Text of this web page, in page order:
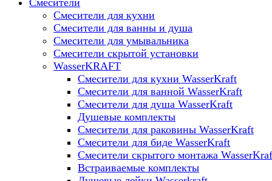
Смесители
Смесители для кухни
Смесители для ванны и душа
Смесители для умывальника
Смесители скрытой установки
WasserKRAFT
Смесители для кухни WasserKraft
Смесители для ванной WasserKraft
Смесители для душа WasserKraft
Душевые комплекты
Смесители для раковины WasserKraft
Смесители для биде WasserKraft
Смесители скрытого монтажа
Встраиваемые комплекты